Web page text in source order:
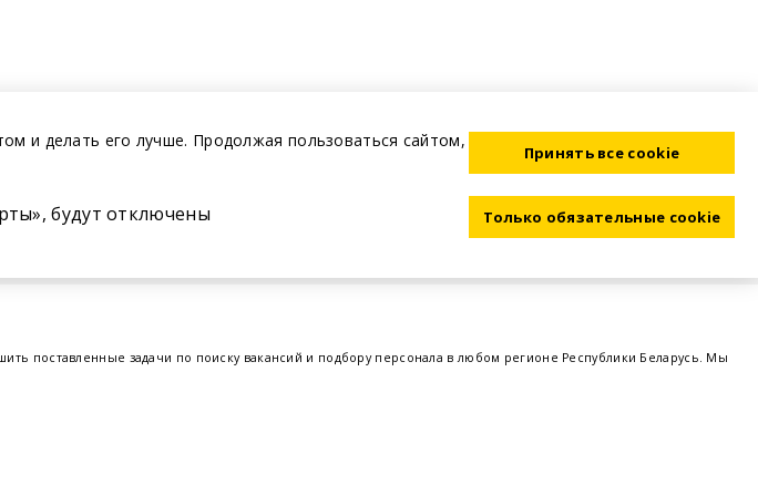
поставленные задачи по поиску вакансий и подбору персонала в любом регионе Республики Беларусь. Мы
и делать его лучше. Продолжая пользоваться сайтом,
будут отключены
Принять все cookie
Только обязательные cookie